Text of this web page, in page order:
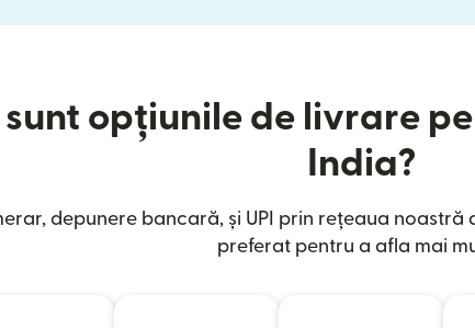
sunt opțiunile de livrare
India?
depunere bancară, și UPI prin rețeaua
preferat pentru a afla mai